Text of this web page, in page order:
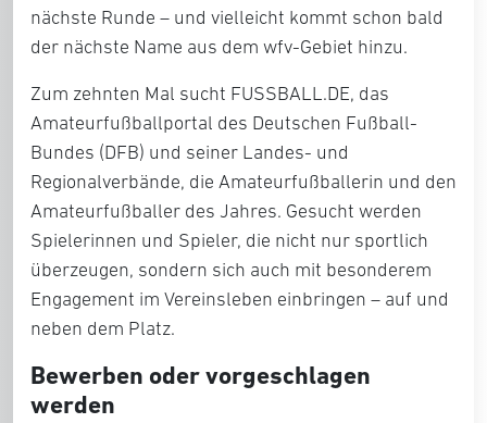
nächste Runde – und vielleicht kommt schon bald
der nächste Name aus dem wfv-Gebiet hinzu.
Zum zehnten Mal sucht FUSSBALL.DE, das
Amateurfußballportal des Deutschen Fußball-
Bundes (DFB) und seiner Landes- und
Regionalverbände, die Amateurfußballerin und den
Amateurfußballer des Jahres. Gesucht werden
Spielerinnen und Spieler, die nicht nur sportlich
überzeugen, sondern sich auch mit besonderem
Engagement im Vereinsleben einbringen – auf und
neben dem Platz.
Bewerben oder vorgeschlagen
werden